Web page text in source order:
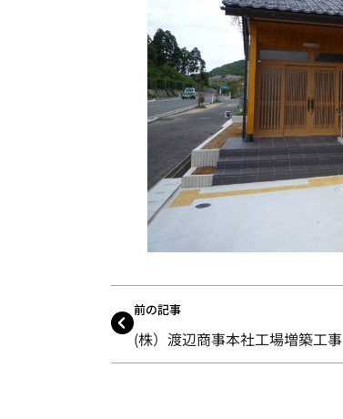
前の記事
(株）渡辺商事本社工場増築工事